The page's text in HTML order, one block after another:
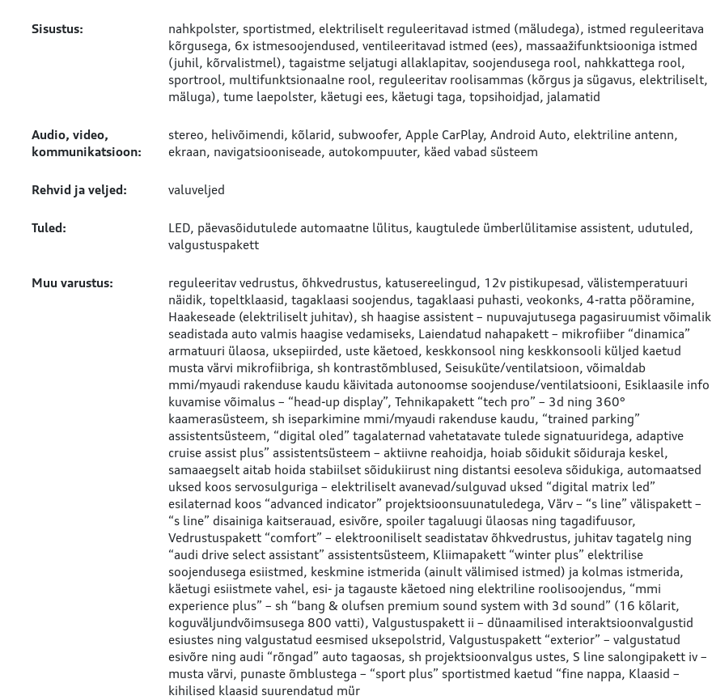
Sisustus: nahkpolster sportistmed elektriliselt reguleeritavad istmed (mäludega) istmed reguleeritava
kõrgusega 6x istmesoojendused ventileeritavad istmed (ees) massaažifunktsiooniga istmed
(juhil, kõrvalistmel) tagaistme seljatugi allaklapitav soojendusega rool nahkkattega rool
sportrool multifunktsionaalne rool reguleeritav roolisammas (kõrgus ja sügavus, elektriliselt,
mäluga) tume laepolster käetugi ees käetugi taga topsihoidjad jalamatid
Audio, video,
kommunikatsioon:
stereo helivõimendi kõlarid subwoofer Apple CarPlay Android Auto elektriline antenn
ekraan navigatsiooniseade autokompuuter käed vabad süsteem
Rehvid ja veljed: valuveljed
Tuled: LED päevasõidutulede automaatne lülitus kaugtulede ümberlülitamise assistent udutuled
valgustuspakett
Muu varustus: reguleeritav vedrustus õhkvedrustus katusereelingud 12v pistikupesad välistemperatuuri
näidik topeltklaasid tagaklaasi soojendus tagaklaasi puhasti veokonks 4-ratta pööramine
Haakeseade (elektriliselt juhitav), sh haagise assistent – nupuvajutusega pagasiruumist võimalik
seadistada auto valmis haagise vedamiseks Laiendatud nahapakett – mikrofiiber “dinamica”
armatuuri ülaosa, uksepiirded, uste käetoed, keskkonsool ning keskkonsooli küljed kaetud
musta värvi mikrofiibriga, sh kontrastõmblused Seisuküte/ventilatsioon, võimaldab
mmi/myaudi rakenduse kaudu käivitada autonoomse soojenduse/ventilatsiooni Esiklaasile info
kuvamise võimalus – “head-up display” Tehnikapakett “tech pro” – 3d ning 360°
kaamerasüsteem, sh iseparkimine mmi/myaudi rakenduse kaudu, “trained parking”
assistentsüsteem, “digital oled” tagalaternad vahetatavate tulede signatuuridega, adaptive
cruise assist plus” assistentsüsteem – aktiivne reahoidja, hoiab sõidukit sõiduraja keskel,
samaaegselt aitab hoida stabiilset sõidukiirust ning distantsi eesoleva sõidukiga, automaatsed
uksed koos servosulguriga – elektriliselt avanevad/sulguvad uksed “digital matrix led”
esilaternad koos “advanced indicator” projektsioonsuunatuledega Värv – “s line” välispakett –
“s line” disainiga kaitserauad, esivõre, spoiler tagaluugi ülaosas ning tagadifuusor
Vedrustuspakett “comfort” – elektrooniliselt seadistatav õhkvedrustus, juhitav tagatelg ning
“audi drive select assistant” assistentsüsteem Kliimapakett “winter plus” elektrilise
soojendusega esiistmed, keskmine istmerida (ainult välimised istmed) ja kolmas istmerida,
käetugi esiistmete vahel, esi- ja tagauste käetoed ning elektriline roolisoojendus “mmi
experience plus” – sh “bang & olufsen premium sound system with 3d sound” (16 kõlarit,
koguväljundvõimsusega 800 vatti) Valgustuspakett ii – dünaamilised interaktsioonvalgustid
esiustes ning valgustatud eesmised uksepolstrid Valgustuspakett “exterior” – valgustatud
esivõre ning audi “rõngad” auto tagaosas, sh projektsioonvalgus ustes S line salongipakett iv –
musta värvi, punaste õmblustega – “sport plus” sportistmed kaetud “fine nappa Klaasid –
kihilised klaasid suurendatud mür